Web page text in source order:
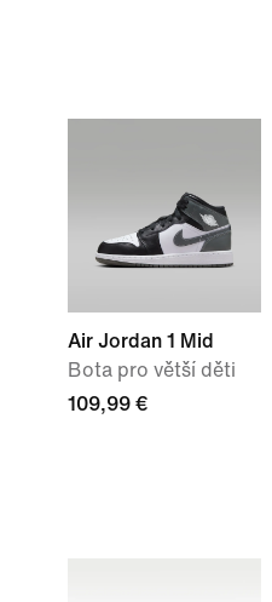
Air Jordan 1 Mid
Bota pro větší děti
109,99 €